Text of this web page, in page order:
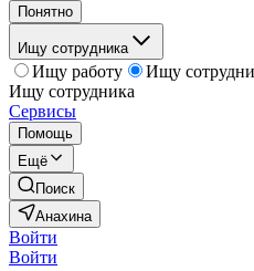
Понятно
Ищу сотрудника
Ищу работу
Ищу
Ищу сотрудника
Сервисы
Помощь
Ещё
Поиск
Анахина
Войти
Войти